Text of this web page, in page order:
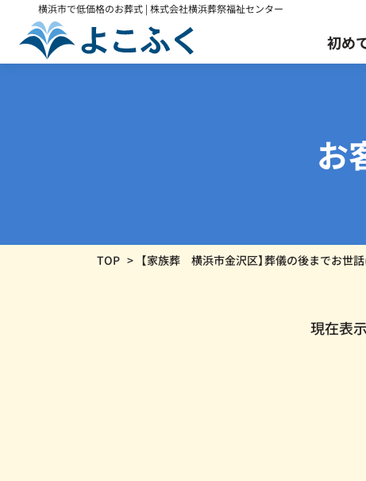
横浜市で低価格のお葬式 | 株式会社横浜葬祭福祉センター
初め
葬儀保険「千の風」
円
※すべて税込価格です。介護・医療関係者様へ
お
TOP 【家族葬 横浜市金沢区】葬儀の後までお世話
現在表